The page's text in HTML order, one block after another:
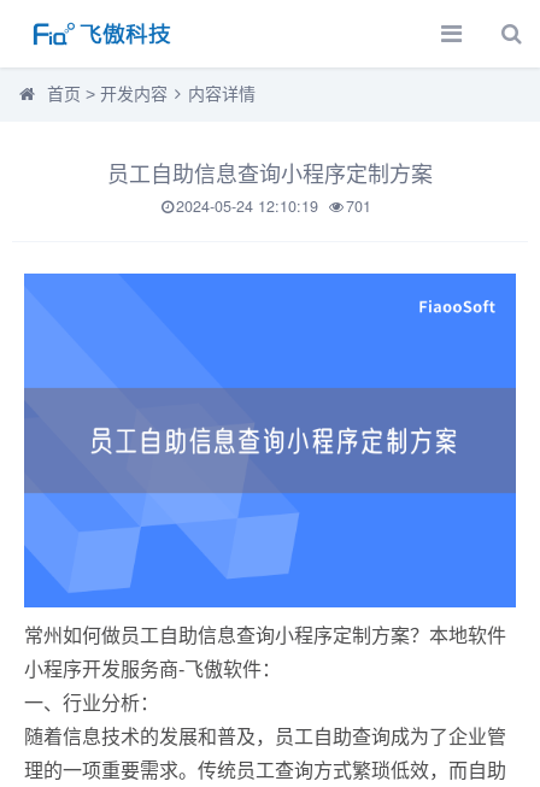
首页 > 开发内容 内容详情
员工自助信息查询小程序定制方案
2024-05-24 12:10:19 701
常州如何做员工自助信息查询小程序定制方案？本地软件
小程序开发服务商-飞傲软件：
一、行业分析：
随着信息技术的发展和普及，员工自助查询成为了企业管
理的一项重要需求。传统员工查询方式繁琐低效，而自助